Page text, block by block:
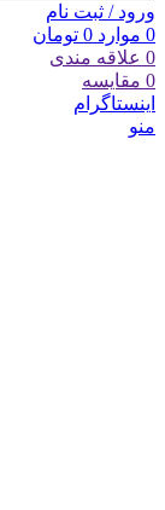
ورود / ثبت نام
0 موارد 0 تومان
0 علاقه مندی
0 مقایسه
اینستاگرام
منو